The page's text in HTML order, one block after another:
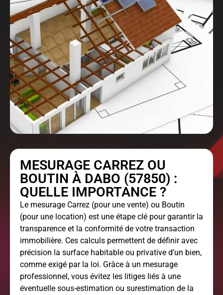
MESURAGE CARREZ OU
BOUTIN À DABO (57850) :
QUELLE IMPORTANCE ?
Le mesurage Carrez (pour une vente) ou Boutin
(pour une location) est une étape clé pour garantir la
transparence et la conformité de votre transaction
immobilière. Ces calculs permettent de définir avec
précision la surface habitable ou privative d’un bien,
comme exigé par la loi. Grâce à un mesurage
professionnel, vous évitez les litiges liés à une
éventuelle sous-estimation ou surestimation de la